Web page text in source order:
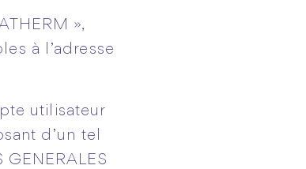
»,
à l’adresse
utilisateur
d’un tel